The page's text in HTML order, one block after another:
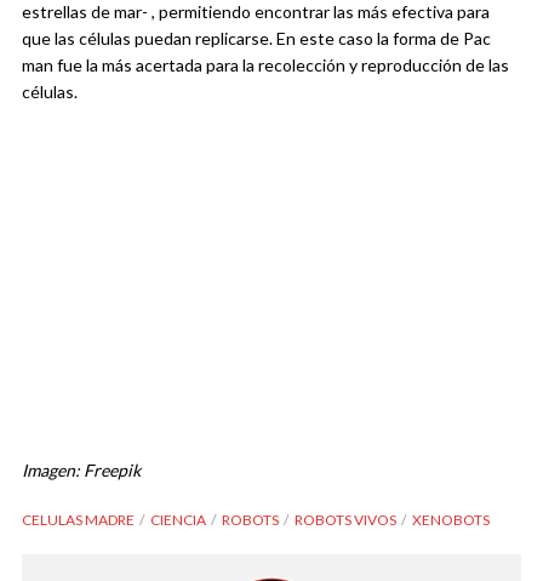
estrellas de mar- , permitiendo encontrar las más efectiva para
que las células puedan replicarse. En este caso la forma de Pac
man fue la más acertada para la recolección y reproducción de las
células.
Imagen: Freepik
CELULAS MADRE CIENCIA ROBOTS ROBOTS VIVOS XENOBOTS